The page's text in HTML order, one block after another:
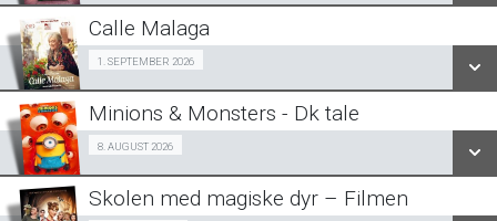
LÆS MERE
SE ALLE DAGE
LÆS MERE
Calle Malaga
1. SEPTEMBER 2026SeniorBio 01/09
SE ALLE DAGE
LÆS MERE
Minions & Monsters - Dk tale
8. AUGUST 2026
SE ALLE DAGE
Skolen med magiske dyr – Filmen